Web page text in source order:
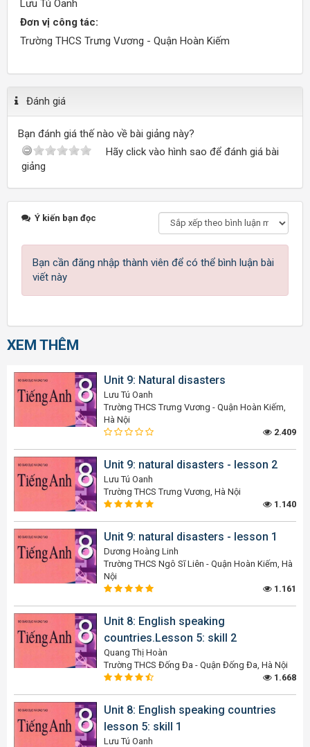
Lưu Tú Oanh
Đơn vị công tác:
Trường THCS Trưng Vương - Quận Hoàn Kiếm
Đánh giá
Bạn đánh giá thế nào về bài giảng này?
Hãy click vào hình sao để đánh giá bài
giảng
Ý kiến bạn đọc
Bạn cần đăng nhập thành viên để có thể bình luận bài
viết này
XEM THÊM
Unit 9: Natural disasters
Lưu Tú Oanh
Trường THCS Trưng Vương - Quận Hoàn Kiếm,
Hà Nội
2.409
Unit 9: natural disasters - lesson 2
Lưu Tú Oanh
Trường THCS Trưng Vương, Hà Nội
1.140
Unit 9: natural disasters - lesson 1
Dương Hoàng Linh
Trường THCS Ngô Sĩ Liên - Quận Hoàn Kiếm, Hà
Nội
1.161
Unit 8: English speaking
countries.Lesson 5: skill 2
Quang Thị Hoàn
Trường THCS Đống Đa - Quận Đống Đa, Hà Nội
1.668
Unit 8: English speaking countries
lesson 5: skill 1
Lưu Tú Oanh